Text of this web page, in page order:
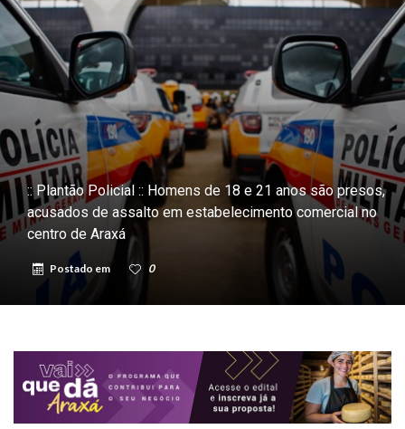
:: Plantão Policial :: Homens de 18 e 21 anos são presos,
acusados de assalto em estabelecimento comercial no
centro de Araxá
Postado em 0